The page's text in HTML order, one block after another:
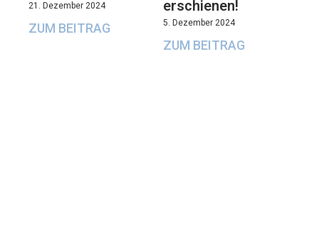
21. Dezember 2024
ZUM BEITRAG
erschienen!
5. Dezember 2024
ZUM BEITRAG